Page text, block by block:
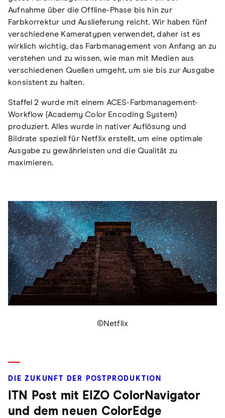
Aufnahme über die Offline-Phase bis hin zur
Farbkorrektur und Auslieferung reicht. Wir haben fünf
verschiedene Kameratypen verwendet, daher ist es
wirklich wichtig, das Farbmanagement von Anfang an zu
verstehen und zu wissen, wie man mit Medien aus
verschiedenen Quellen umgeht, um sie bis zur Ausgabe
konsistent zu halten.
Staffel 2 wurde mit einem ACES-Farbmanagement-
Workflow (Academy Color Encoding System)
produziert. Alles wurde in nativer Auflösung und
Bildrate speziell für Netflix erstellt, um eine optimale
Ausgabe zu gewährleisten und die Qualität zu
maximieren.
©Netflix
DIE ZUKUNFT DER POSTPRODUKTION
ITN Post mit EIZO ColorNavigator
und dem neuen ColorEdge